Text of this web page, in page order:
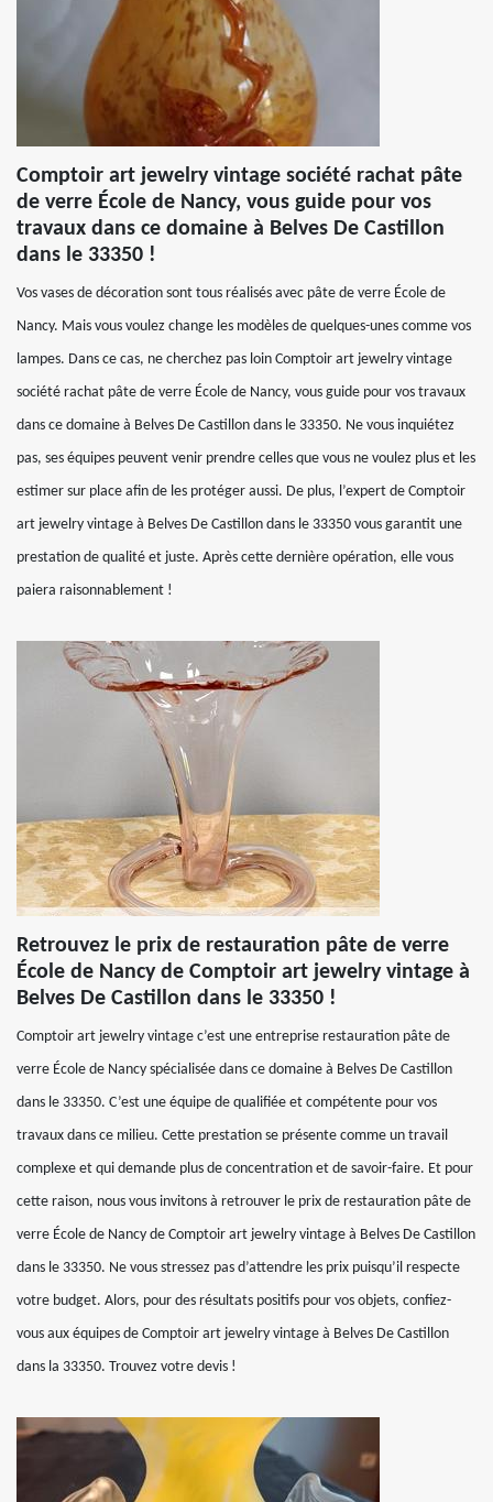
Comptoir art jewelry vintage société rachat pâte
de verre École de Nancy, vous guide pour vos
travaux dans ce domaine à Belves De Castillon
dans le 33350 !
Vos vases de décoration sont tous réalisés avec pâte de verre École de
Nancy. Mais vous voulez change les modèles de quelques-unes comme vos
lampes. Dans ce cas, ne cherchez pas loin Comptoir art jewelry vintage
société rachat pâte de verre École de Nancy, vous guide pour vos travaux
dans ce domaine à Belves De Castillon dans le 33350. Ne vous inquiétez
pas, ses équipes peuvent venir prendre celles que vous ne voulez plus et les
estimer sur place afin de les protéger aussi. De plus, l’expert de Comptoir
art jewelry vintage à Belves De Castillon dans le 33350 vous garantit une
prestation de qualité et juste. Après cette dernière opération, elle vous
paiera raisonnablement !
Retrouvez le prix de restauration pâte de verre
École de Nancy de Comptoir art jewelry vintage à
Belves De Castillon dans le 33350 !
Comptoir art jewelry vintage c’est une entreprise restauration pâte de
verre École de Nancy spécialisée dans ce domaine à Belves De Castillon
dans le 33350. C’est une équipe de qualifiée et compétente pour vos
travaux dans ce milieu. Cette prestation se présente comme un travail
complexe et qui demande plus de concentration et de savoir-faire. Et pour
cette raison, nous vous invitons à retrouver le prix de restauration pâte de
verre École de Nancy de Comptoir art jewelry vintage à Belves De Castillon
dans le 33350. Ne vous stressez pas d’attendre les prix puisqu’il respecte
votre budget. Alors, pour des résultats positifs pour vos objets, confiez-
vous aux équipes de Comptoir art jewelry vintage à Belves De Castillon
dans la 33350. Trouvez votre devis !